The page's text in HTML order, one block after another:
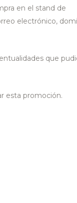
en el stand de
electrónico,
que
esta promoción.